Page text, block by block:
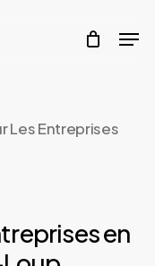
Les Entreprises
en